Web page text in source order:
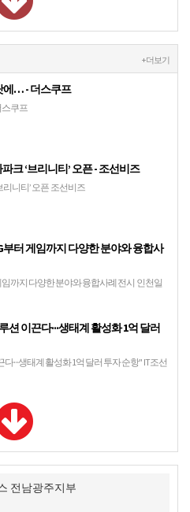
+ 더보기
에… - 더스쿠프
스쿠프
크 ‘브리니티’ 오픈 - 조선비즈
리니티’ 오픈 조선비즈
부터 게임까지 다양한 분야와 융합사
임까지 다양한 분야와 융합사례 전시 인천일
이끄는 대표적인 융합산업 분야인 가상ㆍ증
션 이끈다···생태계 활성화 1억 달러
다···생태계 활성화 1억 달러 투자 순항" IT조선
시대를 맞아 빠르게 진화하고 있다. 그 중
전남광주지부